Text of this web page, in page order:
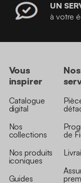
UN
à votre
Vous
inspirer
Catalogue
digital
Nos
collections
Nos produits
iconiques
Guides
Nos
de